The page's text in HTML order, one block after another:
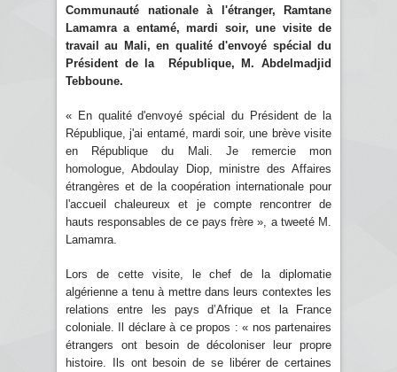
Communauté nationale à l'étranger, Ramtane
Lamamra a entamé, mardi soir, une visite de
travail au Mali, en qualité d'envoyé spécial du
Président de la République, M. Abdelmadjid
Tebboune.
« En qualité d'envoyé spécial du Président de la
République, j'ai entamé, mardi soir, une brève visite
en République du Mali. Je remercie mon
homologue, Abdoulay Diop, ministre des Affaires
étrangères et de la coopération internationale pour
l'accueil chaleureux et je compte rencontrer de
hauts responsables de ce pays frère », a tweeté M.
Lamamra.
Lors de cette visite, le chef de la diplomatie
algérienne a tenu à mettre dans leurs contextes les
relations entre les pays d’Afrique et la France
coloniale. Il déclare à ce propos : « nos partenaires
étrangers ont besoin de décoloniser leur propre
histoire. Ils ont besoin de se libérer de certaines